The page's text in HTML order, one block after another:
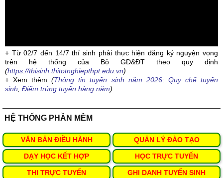
+ Từ 02/7 đến 14/7 thí sinh phải thực hiện đăng ký nguyện vọng
trên hệ thống của Bộ GD&ĐT theo quy định
(https://thisinh.thitotnghiepthpt.edu.vn)
+ Xem thêm(Thông tin tuyển sinh năm 2026; Quy chế tuyển
sinh; Điểm trúng tuyển hàng năm)
HỆ THỐNG PHẦN MỀM
VĂN BẢN ĐIỀU HÀNH QUẢN LÝ ĐÀO TẠO
DẠY HỌC KẾT HỢP HỌC TRỰC TUYẾN
THI TRỰC TUYẾN GHI DANH TUYỂN SINH